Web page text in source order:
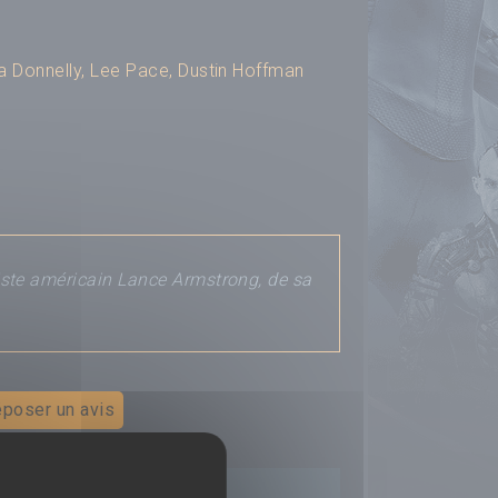
Donnelly, Lee Pace, Dustin Hoffman
américain Lance Armstrong, de sa
un avis